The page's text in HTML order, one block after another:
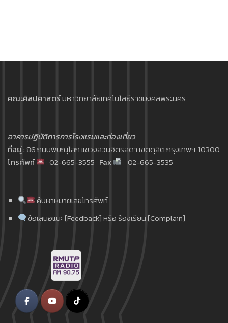
คณะศิลปศาสตร์มหาวิทยาลัยเทคโนโลยีราชมงคลพระนคร
อาคารปฏิบัติการการโรงแรมและท่องเที่ยว
ที่อยู่: 86 ถนนพิษณุโลก แขวงสวนจิตรลดา เขตดุสิต กรุงเทพฯ 10300
โทรศัพท์
: 02-665-3555 Fax : 02-665-3535
ค้นหาหมายเลขโทรศัพท์
ข้อเสนอแนะ [Feedback] หรือ ร้องเรียน [Complain]